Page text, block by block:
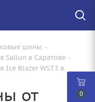
шины -
Sailun в Саратове -
Ice Blazer WST3 в
от 0